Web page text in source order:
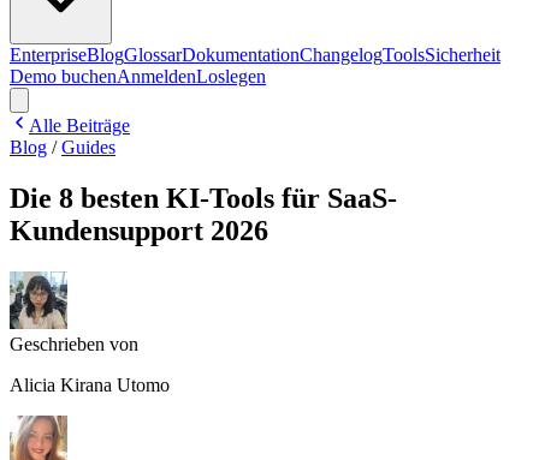
EnterpriseBlogGlossarDokumentationChangelogToolsSicherheit
Demo buchenAnmeldenLoslegen
Alle Beiträge
Blog /Guides
Die 8 besten KI-Tools für SaaS-
Kundensupport 2026
Geschrieben von
Alicia Kirana Utomo